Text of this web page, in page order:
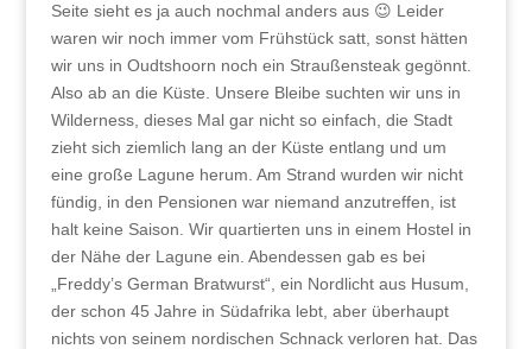
Seite sieht es ja auch nochmal anders aus 😉 Leider
waren wir noch immer vom Frühstück satt, sonst hätten
wir uns in Oudtshoorn noch ein Straußensteak gegönnt.
Also ab an die Küste. Unsere Bleibe suchten wir uns in
Wilderness, dieses Mal gar nicht so einfach, die Stadt
zieht sich ziemlich lang an der Küste entlang und um
eine große Lagune herum. Am Strand wurden wir nicht
fündig, in den Pensionen war niemand anzutreffen, ist
halt keine Saison. Wir quartierten uns in einem Hostel in
der Nähe der Lagune ein. Abendessen gab es bei
„Freddy’s German Bratwurst“, ein Nordlicht aus Husum,
der schon 45 Jahre in Südafrika lebt, aber überhaupt
nichts von seinem nordischen Schnack verloren hat. Das